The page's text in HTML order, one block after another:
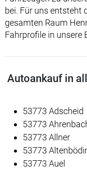
bei. Für uns entsteht
gesamten Raum
Fahrprofile in unsere
Autoankauf in
53773 Adscheid
53773
53773 Allner
53773
53773 Auel